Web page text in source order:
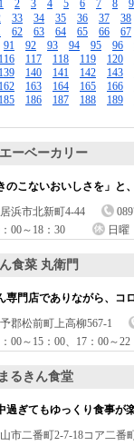
1 2 3 4 5 6 7 8 9
33 34 35 36 37 38
62 63 64 65 66 67
91 92 93 94 95 96
116 117 118 119 120
139 140 141 142 143
162 163 164 165 166
185 186 187 188 189
ーベーカリー
のこないおいしさを」と
浜市北新町4-44
00～18：30
日曜
食菜 丸衛門
専門店でありながら、コ
郡松前町上高柳567-1
00～15：00、17：00～
るきん食堂
過ぎてもゆっくり食事が
市二番町2-7-18コア二番